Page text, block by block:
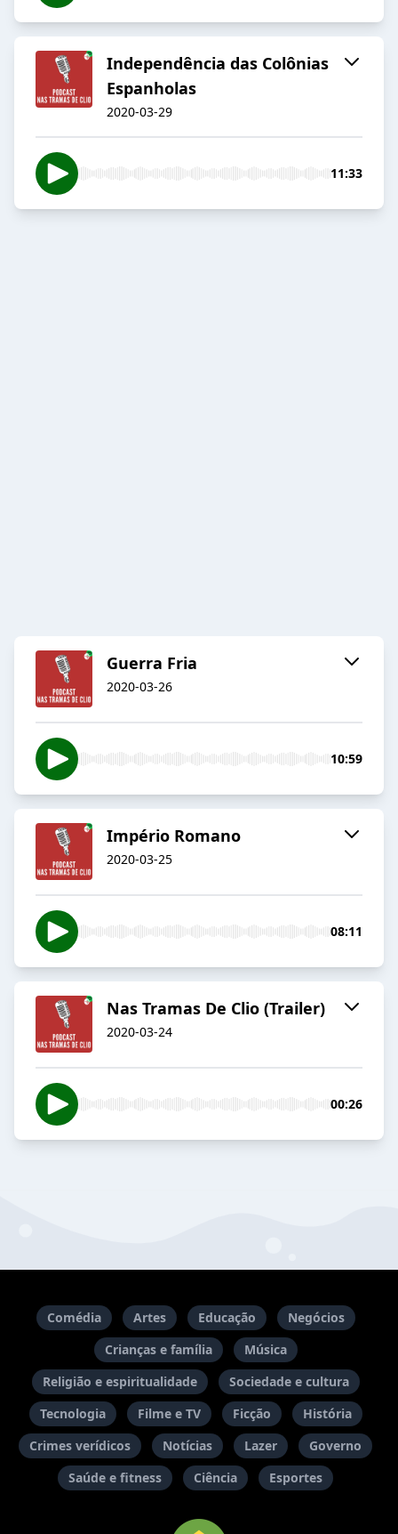
Independência das Colônias
Espanholas
2020-03-29
11:33
Guerra Fria
2020-03-26
10:59
Império Romano
2020-03-25
08:11
Nas Tramas De Clio (Trailer)
2020-03-24
00:26
Comédia Artes Educação
Negócios
Crianças e família
Música
Religião e espiritualidade
Sociedade e cultura
Tecnologia
Filme e TV Ficção
História
Crimes verídicos
Notícias Lazer
Governo
Saúde e fitness
Ciência Esportes